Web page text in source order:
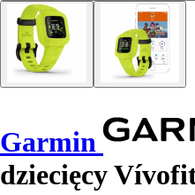
Garmin
dziecięcy